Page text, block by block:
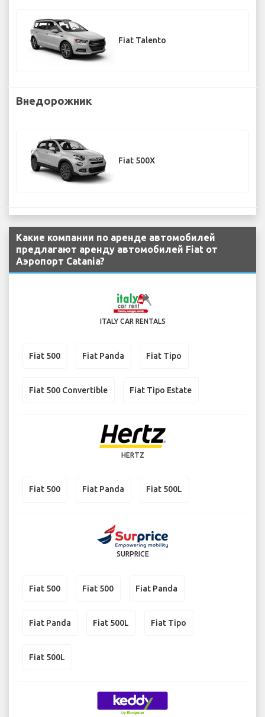
Fiat Talento
Внедорожник
Fiat 500X
Какие компании по аренде автомобилей
предлагают аренду автомобилей Fiat от
Аэропорт Catania?
ITALY CAR RENTALS
Fiat 500 Fiat Panda Fiat Tipo
Fiat 500 Convertible Fiat Tipo Estate
HERTZ
Fiat 500 Fiat Panda Fiat 500L
SURPRICE
Fiat 500 Fiat 500 Fiat Panda
Fiat Panda Fiat 500L Fiat Tipo
Fiat 500L